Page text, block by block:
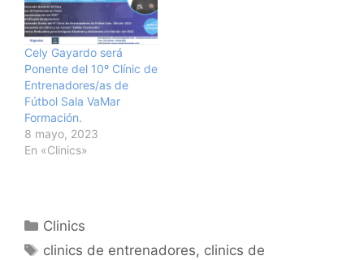
Cely Gayardo será
Ponente del 10º Clínic de
Entrenadores/as de
Fútbol Sala VaMar
Formación.
8 mayo, 2023
En «Clinics»
Categorías
Clinics
Etiquetas
clinics de entrenadores, clinics de